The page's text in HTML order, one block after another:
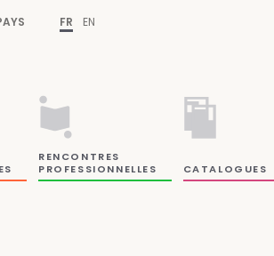
FR EN
RENCONTRES
PROFESSIONNELLES
CATALOGUES